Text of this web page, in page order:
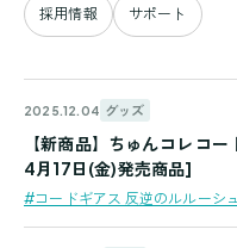
採用情報 サポート
2025.12.04 グッズ
#コードギアス 反逆のルルーシュ
【新商品】ちゅんコレ コ
4月17日(金)発売商品]